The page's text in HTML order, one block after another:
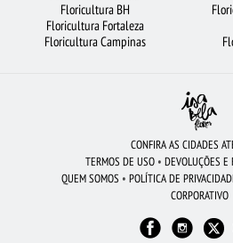
FLORICULTURA OSASCO
FLORICULTURA MANAUS COROA DE
ROSAS VERMELHAS
FLORICULTURA SÃO JOSÉ DOS CAMPOS
Floricultura BH
Floricultura Fortaleza
Floricultura Campinas
CONFIRA AS CIDADES
TERMOS DE USO • DEVOLUÇÕES E
QUEM SOMOS • POLÍTICA DE
CORPORATIVO